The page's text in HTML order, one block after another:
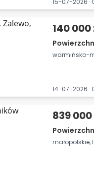
140 000
warmińsko-
14-07-2026 ·
839 000
małopolskie,